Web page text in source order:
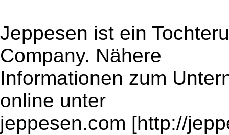
Jeppesen ist ein
Company. Nähere
Informationen zum
online unter
jeppesen.com [http://